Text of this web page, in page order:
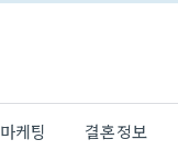
마케팅 결혼정보